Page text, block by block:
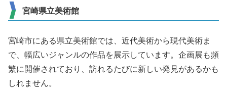
宮崎県立美術館
宮崎市にある県立美術館では、近代美術から現代美術ま
で、幅広いジャンルの作品を展示しています。企画展も頻
繁に開催されており、訪れるたびに新しい発見があるかも
しれません。